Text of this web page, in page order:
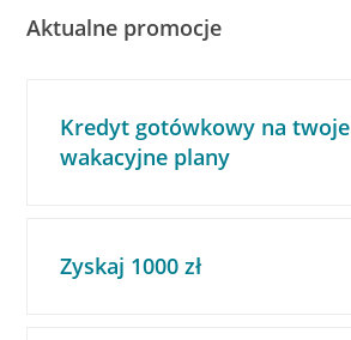
Aktualne promocje
Kredyt gotówkowy na twoje
wakacyjne plany
Zyskaj 1000 zł